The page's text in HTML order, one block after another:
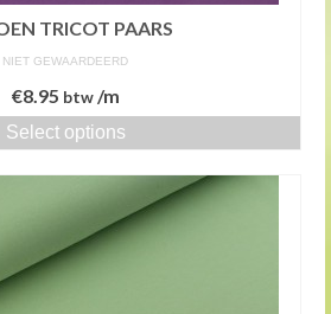
TRICOT PAARS
NIET GEWAARDEERD
€8.95 btw/m
Select options